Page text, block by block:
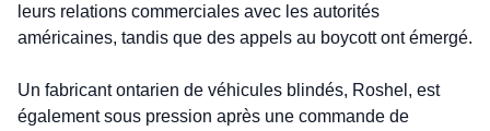
leurs relations commerciales avec les autorités
américaines, tandis que des appels au boycott ont émergé.
Un fabricant ontarien de véhicules blindés, Roshel, est
également sous pression après une commande de